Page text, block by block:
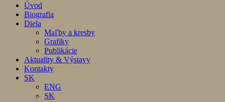
Úvod
Biografia
Diela
Maľby a kresby
Grafiky
Publikácie
Aktuality & Výstavy
Kontakty
SK
ENG
SK